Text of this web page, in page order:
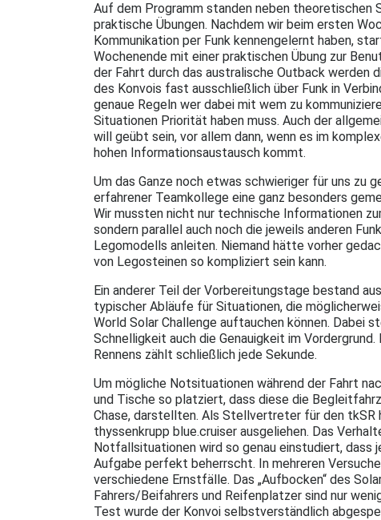
Auf dem Programm standen neben theoretischen
praktische Übungen. Nachdem wir beim ersten
Kommunikation per Funk kennengelernt haben,
Wochenende mit einer praktischen Übung zur
der Fahrt durch das australische Outback werden
des Konvois fast ausschließlich über Funk in
genaue Regeln wer dabei mit wem zu
Situationen Priorität haben muss. Auch der
will geübt sein, vor allem dann, wenn es im
hohen Informationsaustausch kommt.
Um das Ganze noch etwas schwieriger für uns zu
erfahrener Teamkollege eine ganz besonders
Wir mussten nicht nur technische Informationen
sondern parallel auch noch die jeweils anderen
Legomodells anleiten. Niemand hätte vorher
von Legosteinen so kompliziert sein kann.
Ein anderer Teil der Vorbereitungstage bestand
typischer Abläufe für Situationen, die
World Solar Challenge auftauchen können. Dabei
Schnelligkeit auch die Genauigkeit im Vordergrund.
Rennens zählt schließlich jede Sekunde.
Um mögliche Notsituationen während der Fahrt
und Tische so platziert, dass diese die
Chase, darstellten. Als Stellvertreter für den tkSR
thyssenkrupp blue.cruiser ausgeliehen. Das
Notfallsituationen wird so genau einstudiert, dass
Aufgabe perfekt beherrscht. In mehreren
verschiedene Ernstfälle. Das „Aufbocken“ des
Fahrers/Beifahrers und Reifenplatzer sind nur
Test wurde der Konvoi selbstverständlich